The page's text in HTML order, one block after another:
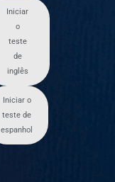
Iniciar
o
teste
de
inglês
Iniciar o
teste de
espanhol